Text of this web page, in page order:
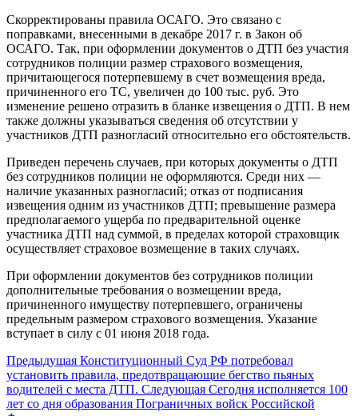
Скорректированы правила ОСАГО. Это связано с
поправками, внесенными в декабре 2017 г. в Закон об
ОСАГО. Так, при оформлении документов о ДТП без участия
сотрудников полиции размер страхового возмещения,
причитающегося потерпевшему в счет возмещения вреда,
причиненного его ТС, увеличен до 100 тыс. руб. Это
изменение решено отразить в бланке извещения о ДТП. В нем
также должны указываться сведения об отсутствии у
участников ДТП разногласий относительно его обстоятельств.
Приведен перечень случаев, при которых документы о ДТП
без сотрудников полиции не оформляются. Среди них —
наличие указанных разногласий; отказ от подписания
извещения одним из участников ДТП; превышение размера
предполагаемого ущерба по предварительной оценке
участника ДТП над суммой, в пределах которой страховщик
осуществляет страховое возмещение в таких случаях.
При оформлении документов без сотрудников полиции
дополнительные требования о возмещении вреда,
причиненного имуществу потерпевшего, ограничены
предельным размером страхового возмещения. Указание
вступает в силу с 01 июня 2018 года.
Предыдущая Конституционный Суд РФ потребовал
установить правила, предотвращающие бегство пьяных
водителей с места ДТП. Следующая Сегодня исполняется 100
лет со дня образования Пограничных войск Российской